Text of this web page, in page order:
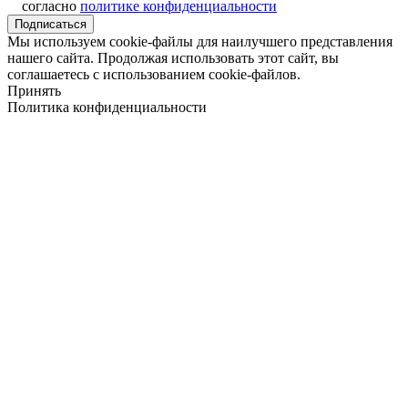
согласно политике конфиденциальности
Подписаться
Мы используем cookie-файлы для наилучшего представления
нашего сайта. Продолжая использовать этот сайт, вы
соглашаетесь с использованием cookie-файлов.
Принять
Политика конфиденциальности